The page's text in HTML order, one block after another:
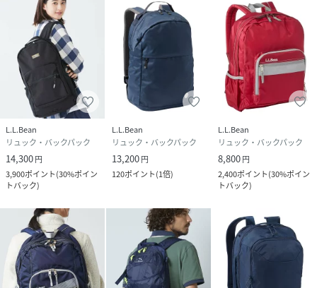
し、安定した快適な背負い心地を提供
用途
アウトドア ピクニック キャンプ 普段使い 旅行 トラベル 登
山 ハイキング トレッキング スポーツ
性別タイプ ユニセックス
原産国 ミャンマー
素材 ポリエステル100%
サイズ F
品番
PJ0879_524930
524930-001-002 PJ0879
L.L.Bean
リュック・バックパック
14,300円
3,900ポイント(30%ポイン
トバック)
L.L.Bean
リュック・バックパック
13,200円
120ポイント(1倍)
L.L.Bean
リュック・バックパック
8,800円
2,400ポイント(30%ポイン
トバック)